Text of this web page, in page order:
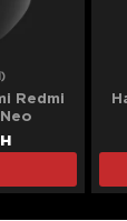
Redmi